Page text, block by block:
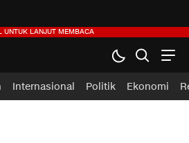
Internasional Politik Ekonomi